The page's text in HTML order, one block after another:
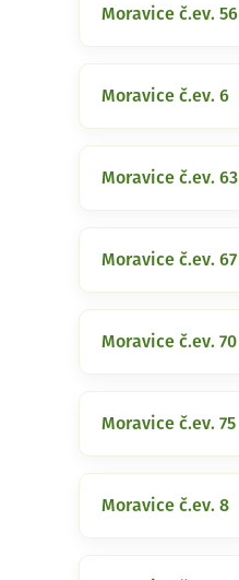
Moravice č.ev. 56
Moravice č.ev. 6
Moravice č.ev. 63
Moravice č.ev. 67
Moravice č.ev. 70
Moravice č.ev. 75
Moravice č.ev. 8